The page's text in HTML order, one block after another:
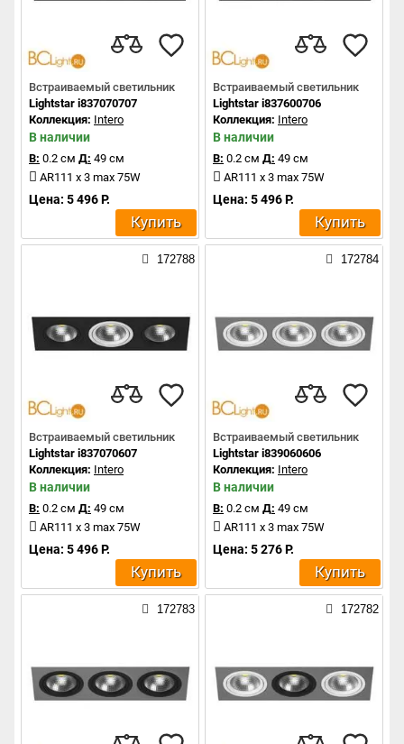
Встраиваемый светильник
Lightstar i837070707
Коллекция: Intero
В наличии
В: 0.2 см Д: 49 см
AR111 x 3 max 75W
Цена: 5 496 Р.
Купить
Встраиваемый светильник
Lightstar i837600706
Коллекция: Intero
В наличии
В: 0.2 см Д: 49 см
AR111 x 3 max 75W
Цена: 5 496 Р.
Купить
172788
Встраиваемый светильник
Lightstar i837070607
Коллекция: Intero
В наличии
В: 0.2 см Д: 49 см
AR111 x 3 max 75W
Цена: 5 496 Р.
Купить
172784
Встраиваемый светильник
Lightstar i839060606
Коллекция: Intero
В наличии
В: 0.2 см Д: 49 см
AR111 x 3 max 75W
Цена: 5 276 Р.
Купить
172783 172782